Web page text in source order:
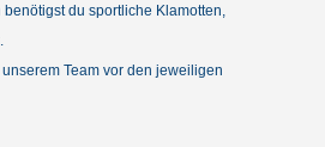
du sportliche Klamotten,
Team vor den jeweiligen